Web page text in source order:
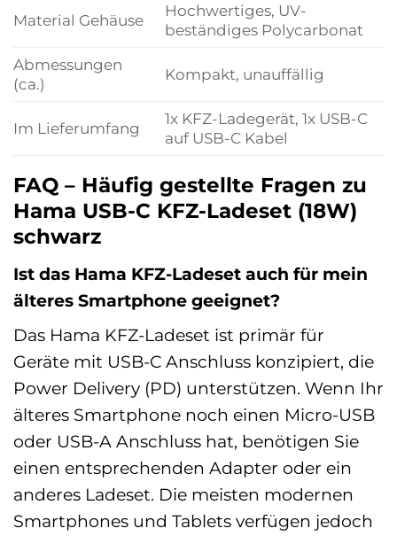
Material Gehäuse
Hochwertiges, UV-
beständiges Polycarbonat
Abmessungen
(ca.)
Kompakt, unauffällig
Im Lieferumfang
1x KFZ-Ladegerät, 1x USB-C
auf USB-C Kabel
FAQ – Häufig gestellte Fragen zu
Hama USB-C KFZ-Ladeset (18W)
schwarz
Ist das Hama KFZ-Ladeset auch für mein
älteres Smartphone geeignet?
Das Hama KFZ-Ladeset ist primär für
Geräte mit USB-C Anschluss konzipiert, die
Power Delivery (PD) unterstützen. Wenn Ihr
älteres Smartphone noch einen Micro-USB
oder USB-A Anschluss hat, benötigen Sie
einen entsprechenden Adapter oder ein
anderes Ladeset. Die meisten modernen
Smartphones und Tablets verfügen jedoch